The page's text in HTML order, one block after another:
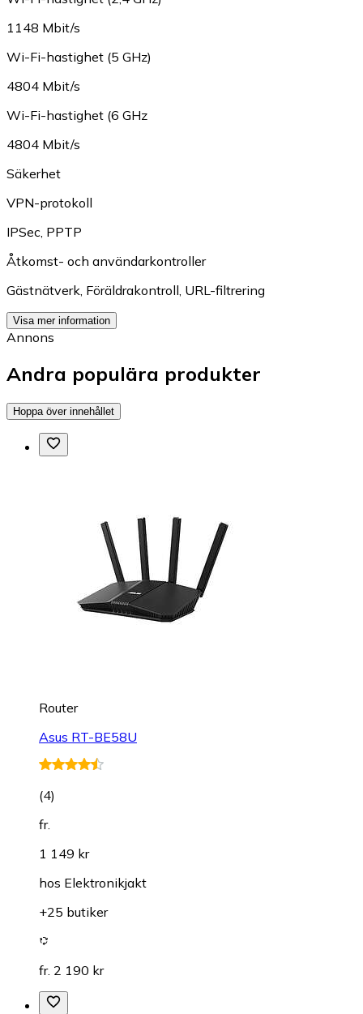
1148 Mbit/s
Wi-Fi-hastighet (5 GHz)
4804 Mbit/s
Wi-Fi-hastighet (6 GHz
4804 Mbit/s
Säkerhet
VPN-protokoll
IPSec, PPTP
Åtkomst- och användarkontroller
Gästnätverk, Föräldrakontroll, URL-filtrering
Visa mer information
Annons
Andra populära produkter
Hoppa över innehållet
Router
Asus RT-BE58U
(4)
fr.
1 149 kr
hos Elektronikjakt
+25 butiker
fr. 2 190 kr